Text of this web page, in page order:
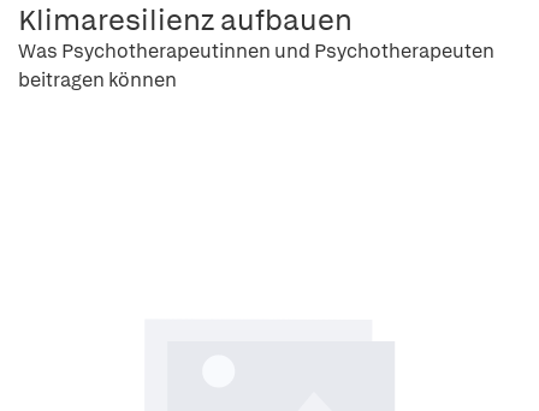
Klimaresilienz aufbauen
Was Psychotherapeutinnen und Psychotherapeuten
beitragen können